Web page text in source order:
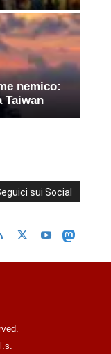
nemico:
Taiwan
sui Social